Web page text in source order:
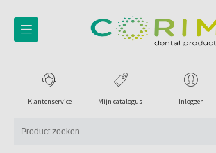
Inloggen
Mijn catalogus
Klantenservice